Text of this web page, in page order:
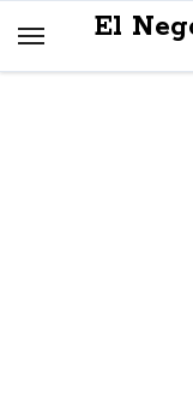
El